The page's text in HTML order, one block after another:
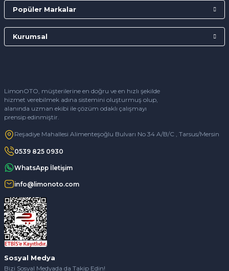
LimonOTO, müşterilerine en doğru ve en hızlı şekilde
hizmet verebilmek adına sistemini oluşturmuş olup,
alanında uzman ekibi ile çözüm odaklı çalışmayı
prensip edinmiştir.
Reşadiye Mahallesi Alimenteşoğlu Bulvarı No 34 A/B/C , Tarsus/Mersin
0539 825 0930
WhatsApp İletişim
info@limonoto.com
Popüler Markalar
Kurumsal
Sosyal Medya
Bizi Sosyal Medyada da Takip Edin!